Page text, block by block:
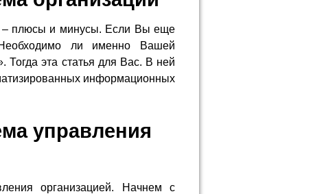
– плюсы и минусы. Если Вы еще
ли именно Вашей
Тогда эта статья для Вас. В ней
информационных
управления
организацией. Начнем с